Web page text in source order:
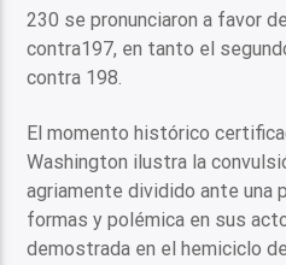
230 se pronunciaron a favor
contra197, en tanto el
contra 198.
El momento histórico
Washington ilustra la
agriamente dividido ante una
formas y polémica en sus
demostrada en el hemiciclo